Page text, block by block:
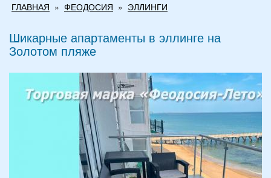
здесь
ГЛАВНАЯ » ФЕОДОСИЯ » ЭЛЛИНГИ
Шикарные апартаменты в эллинге на
Золотом пляже